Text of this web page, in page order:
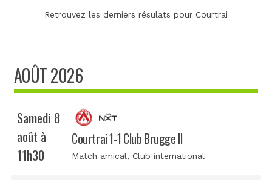
Retrouvez les derniers résulats pour Courtrai
AOÛT 2026
Samedi 8
août à
11h30
Courtrai 1-1 Club Brugge II
Match amical, Club international